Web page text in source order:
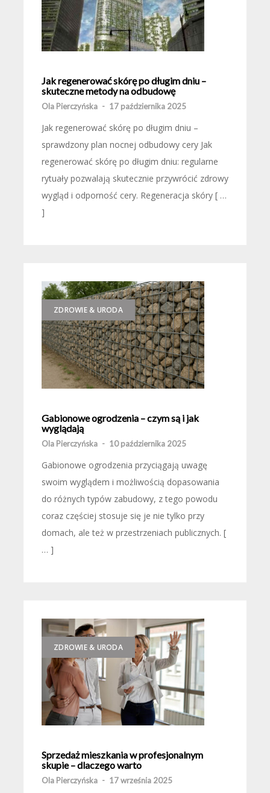
Jak regenerować skórę po długim dniu –
skuteczne metody na odbudowę
Ola Pierczyńska - 17 października 2025
Jak regenerować skórę po długim dniu –
sprawdzony plan nocnej odbudowy cery Jak
regenerować skórę po długim dniu: regularne
rytuały pozwalają skutecznie przywrócić zdrowy
wygląd i odporność cery. Regeneracja skóry [ …
]
ZDROWIE & URODA
Gabionowe ogrodzenia – czym są i jak
wyglądają
Ola Pierczyńska - 10 października 2025
Gabionowe ogrodzenia przyciągają uwagę
swoim wyglądem i możliwością dopasowania
do różnych typów zabudowy, z tego powodu
coraz częściej stosuje się je nie tylko przy
domach, ale też w przestrzeniach publicznych. [
… ]
ZDROWIE & URODA
Sprzedaż mieszkania w profesjonalnym
skupie – dlaczego warto
Ola Pierczyńska - 17 września 2025